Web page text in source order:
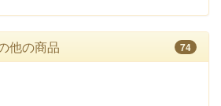
他の商品 74